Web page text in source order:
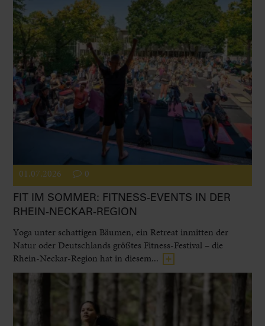
01.07.2026 0
FIT IM SOMMER: FITNESS-EVENTS IN DER
RHEIN-NECKAR-REGION
Yoga unter schattigen Bäumen, ein Retreat inmitten der
Natur oder Deutschlands größtes Fitness-Festival – die
Rhein-Neckar-Region hat in diesem...